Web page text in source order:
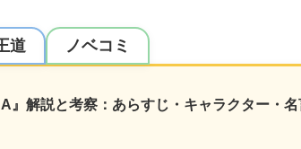
道 ノベコミ
』解説と考察：あらすじ・キャラクター・